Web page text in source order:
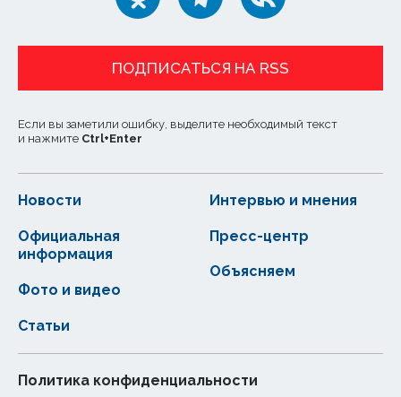
ПОДПИСАТЬСЯ НА RSS
Если вы заметили ошибку, выделите необходимый текст
и нажмите Ctrl+Enter
Новости
Статьи
Официальная
информация
Интервью и мнения
Фото и видео
Пресс-центр
Объясняем
Политика конфиденциальности